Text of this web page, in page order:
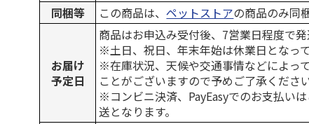
同梱等
この商品は、ペットストアの商品のみ同
お届け
予定日
商品はお申込み受付後、7営業日程度で発
※土日、祝日、年末年始は休業日となって
※在庫状況、天候や交通事情などによっ
ことがございますので予めご了承ください
※コンビニ決済、PayEasyでのお支払い
送となります。